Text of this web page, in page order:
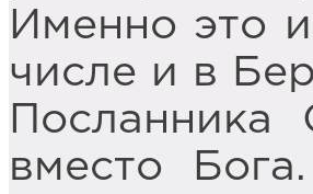
Именно это
числе и в
вместо